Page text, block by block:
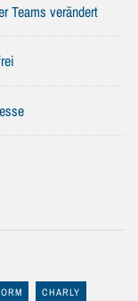
Teams verändert
CHARLY